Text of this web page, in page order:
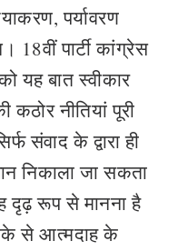
पर्यावरण
18वीं पार्टी कांग्रेस
यह बात स्वीकार
कठोर नीतियां पूरी
संवाद के द्वारा ही
निकाला जा सकता
दृढ़ रूप से मानना है
से आत्मदाह के